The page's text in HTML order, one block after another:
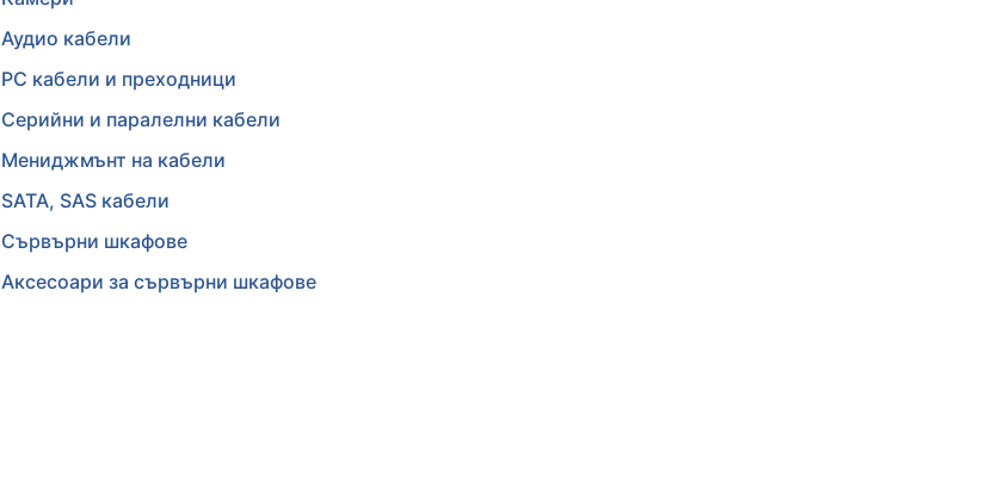
Аудио кабели
PC кабели и преходници
Серийни и паралелни кабели
Мениджмънт на кабели
SATA, SAS кабели
Сървърни шкафове
Аксесоари за сървърни шкафове